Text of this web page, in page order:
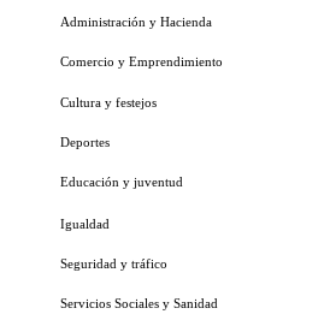
Administración y Hacienda
Comercio y Emprendimiento
Cultura y festejos
Deportes
Educación y juventud
Igualdad
Seguridad y tráfico
Servicios Sociales y Sanidad